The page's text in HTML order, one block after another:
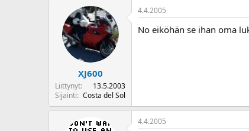
XJ600
Liittynyt
13.5.2003
Sijainti
Costa del Sol
4.4.2005
No eiköhän se ihan oma
4.4.2005